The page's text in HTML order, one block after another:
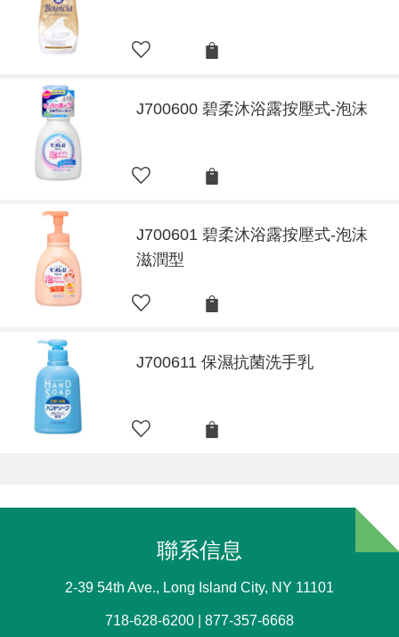
J700600 碧柔沐浴露按壓式-泡沫
J700601 碧柔沐浴露按壓式-泡沫
滋潤型
J700611 保濕抗菌洗手乳
聯系信息
2-39 54th Ave., Long Island City, NY 11101
718-628-6200 | 877-357-6668